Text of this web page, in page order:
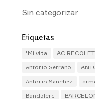
Sin categorizar
Etiquetas
"Mi vida AC
Antonio Serrano
Antonio Sánchez
Bandolero